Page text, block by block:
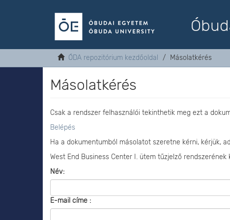
ÓDA repozitórium kezdőoldal Másolatkérés
Másolatkérés
Csak a rendszer felhasználói tekinthetik meg ezt a
Belépés
Ha a dokumentumból másolatot szeretne kérni, kérjük,
West End Business Center I. ütem tűzjelző rendszerének
Név:
E-mail címe :